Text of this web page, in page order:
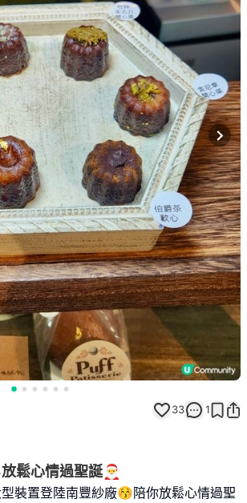
Next
33 1
鬆心情過聖誕🎅
裝置登陸南豐紗廠😚陪你放鬆心情過聖